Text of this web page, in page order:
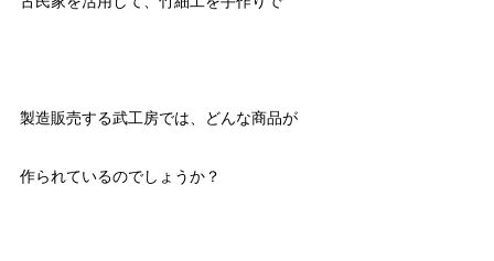
製造販売する武工房では、どんな商品が
作られているのでしょうか？